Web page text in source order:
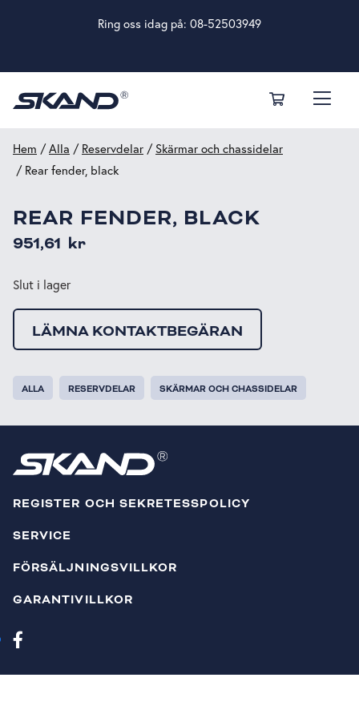
Ring oss idag på: 08-52503949
Hem /Alla / Reservdelar / Skärmar och chassidelar
/ Rear fender, black
REAR FENDER, BLACK
951,61 kr
Slut i lager
LÄMNA KONTAKTBEGÄRAN
ALLA RESERVDELAR SKÄRMAR OCH CHASSIDELAR
REGISTER OCH SEKRETESSPOLICY
SERVICE
FÖRSÄLJNINGSVILLKOR
GARANTIVILLKOR